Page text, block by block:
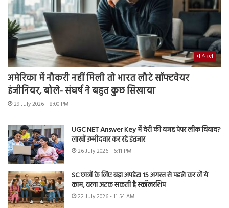
वायरल
अमेरिका में नौकरी नहीं मिली तो भारत लौटे सॉफ्टवेयर
इंजीनियर, बोले- संघर्ष ने बहुत कुछ सिखाया
29 July 2026 - 8:00 PM
UGC NET Answer Key में देरी की वजह पेपर लीक विवाद?
लाखों उम्मीदवार कर रहे इंतजार
26 July 2026 - 6:11 PM
SC छात्रों के लिए बड़ा अपडेट! 15 अगस्त से पहले कर लें ये
काम, वरना अटक सकती है स्कॉलरशिप
22 July 2026 - 11:54 AM